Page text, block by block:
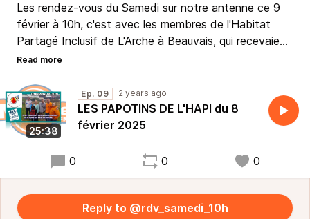
Les rendez-vous du Samedi sur notre antenne ce 9
février à 10h, c'est avec les membres de l'Habitat
Partagé Inclusif de L'Arche à Beauvais, qui recevaient
dans leurs locaux, plus précisément dans ... leur
cuisine, 5 étudiantes de l'Institut UNILASALLE de
Beauvais
25:38
Ep. 09 2 years ago
LES PAPOTINS DE L'HAPI du 8
février 2025
0 0 0
Reply to @rdv_samedi_10h